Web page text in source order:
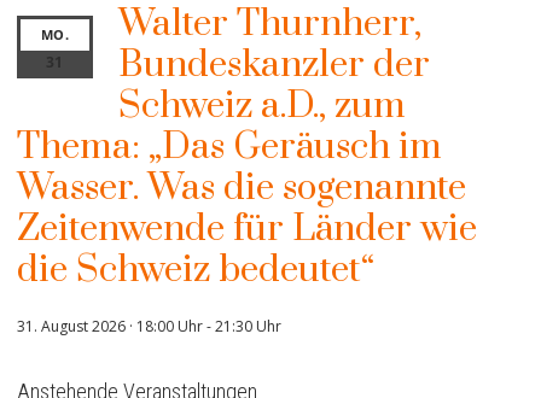
MO.
31
Walter Thurnherr,
Bundeskanzler der
Schweiz a.D., zum
Thema: „Das Geräusch im
Wasser. Was die sogenannte
Zeitenwende für Länder wie
die Schweiz bedeutet“
31. August 2026 · 18:00 Uhr-21:30 Uhr
Anstehende Veranstaltungen